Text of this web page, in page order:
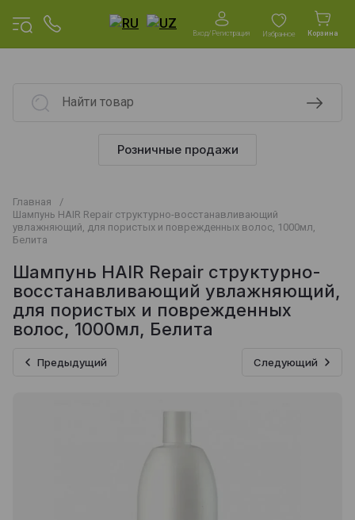
Вход/Регистрация Избранное Корзина
Розничные продажи
Главная
/
Шампунь HAIR Repair структурно-восстанавливающий
увлажняющий, для пористых и поврежденных волос, 1000мл,
Белита
Шампунь HAIR Repair структурно-
восстанавливающий увлажняющий,
для пористых и поврежденных
волос, 1000мл, Белита
Предыдущий Следующий